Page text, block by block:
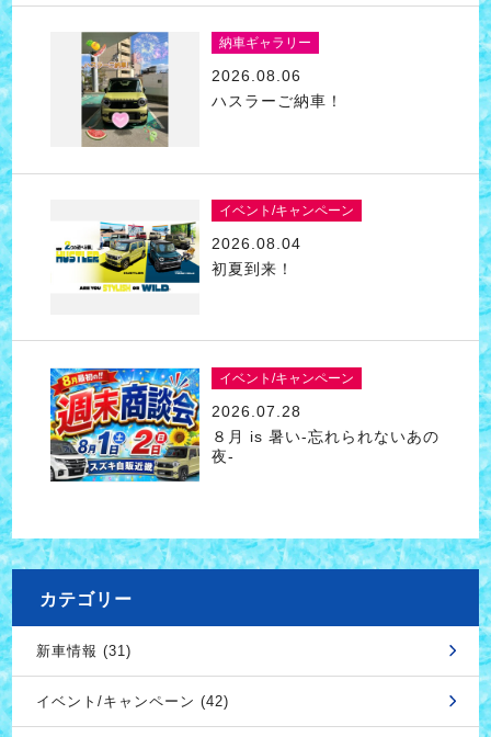
納車ギャラリー
2026.08.06
ハスラーご納車！
イベント/キャンペーン
2026.08.04
初夏到来！
イベント/キャンペーン
2026.07.28
８月 is 暑い-忘れられないあの
夜-
カテゴリー
新車情報 (31)
イベント/キャンペーン (42)